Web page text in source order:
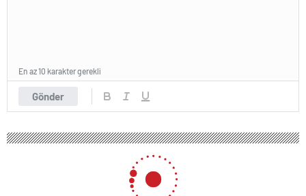
Gönder
En az 10 karakter gerekli